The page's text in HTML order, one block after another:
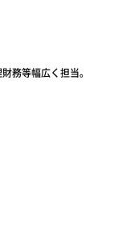
務等幅広く担当。